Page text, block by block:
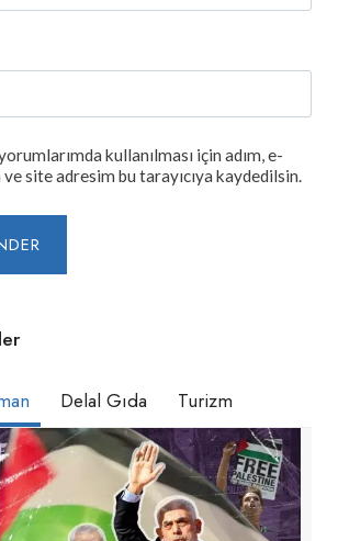
kullanılması için adım, e-
site adresim bu tarayıcıya kaydedilsin.
Delal Gıda Turizm